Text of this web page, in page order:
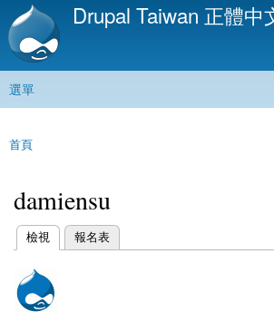
移
內
Drupal Taiwan 正體中
主選單
選單
您在這裡
首頁
damiensu
主要索引標籤
檢視
(作用中頁籤) 報名表